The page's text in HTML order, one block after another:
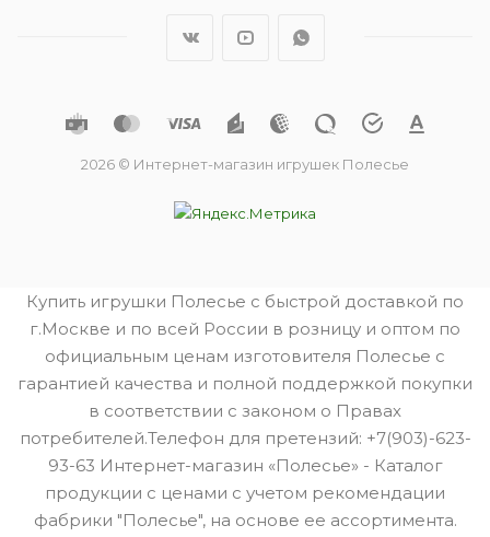
2026 © Интернет-магазин игрушек Полесье
Купить игрушки Полесье с быстрой доставкой по
г.Москве и по всей России в розницу и оптом по
официальным ценам изготовителя Полесье с
гарантией качества и полной поддержкой покупки
в соответствии с законом о Правах
потребителей.Телефон для претензий: +7(903)-623-
93-63 Интернет-магазин «Полесье» - Каталог
продукции с ценами с учетом рекомендации
фабрики "Полесье", на основе ее ассортимента.